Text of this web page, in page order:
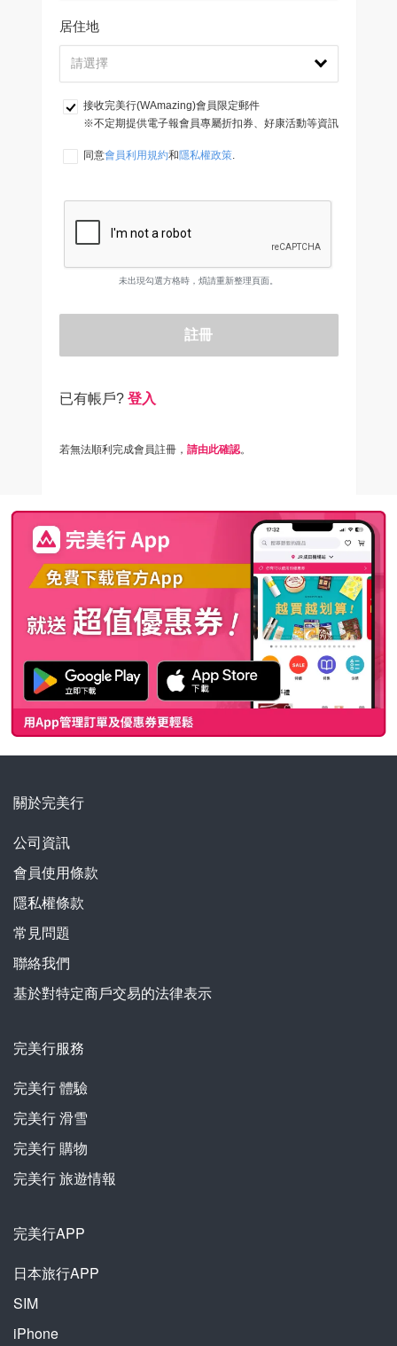
居住地
接收完美行(WAmazing)會員限定郵件
※不定期提供電子報會員專屬折扣券、好康活動等資訊
同意會員利用規約和隱私權政策.
未出現勾選方格時，煩請重新整理頁面。
註冊
已有帳戶? 登入
若無法順利完成會員註冊， 請由此確認。
關於完美行
公司資訊
會員使用條款
隱私權條款
常見問題
聯絡我們
基於對特定商戶交易的法律表示
完美行服務
完美行體驗
完美行滑雪
完美行購物
完美行旅遊情報
完美行APP
日本旅行APP
SIM
iPhone